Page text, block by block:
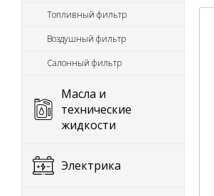
Топливный фильтр
Воздушный фильтр
Салонный фильтр
Масла и
технические
жидкости
Электрика